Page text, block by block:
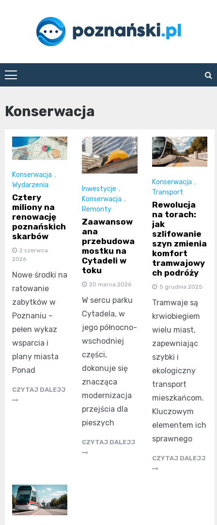
poznanski.pl
Konserwacja
Konserwacja ,
Wydarzenia
Cztery
miliony na
renowację
poznańskich
skarbów
2 czerwca
2026
Nowe środki na
ratowanie
zabytków w
Poznaniu –
pełen wykaz
wsparcia i
plany miasta
Ponad
CZYTAJ DALEJJ
Inwestycje ,
Konserwacja ,
Remonty
Zaawansow
ana
przebudowa
mostku na
Cytadeli w
toku
20 marca 2026
W sercu parku
Cytadela, w
jego północno-
wschodniej
części,
dokonuje się
znacząca
modernizacja
przejścia dla
pieszych
CZYTAJ DALEJJ
Konserwacja ,
Transport
Rewolucja
na torach:
jak
szlifowanie
szyn zmienia
komfort
tramwajowy
ch podróży
5 grudnia 2025
Tramwaje są
krwiobiegiem
wielu miast,
zapewniając
szybki i
ekologiczny
transport
mieszkańcom.
Kluczowym
elementem ich
sprawnego
CZYTAJ DALEJJ